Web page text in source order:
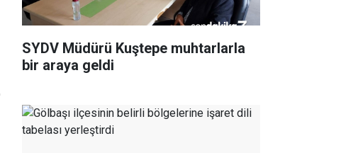
SYDV Müdürü Kuştepe muhtarlarla
bir araya geldi